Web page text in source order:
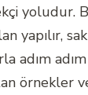
yoludur.
yapılır,
adım
örnekler